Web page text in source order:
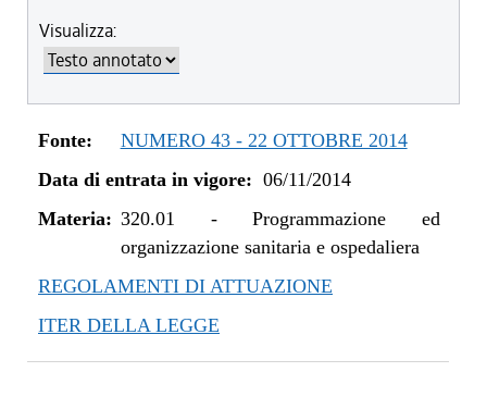
dal 10/08/2017 al 04/01/2018
dal 13/08/2016 al 09/08/2017
dal 13/01/2016 al 12/08/2016
dal 11/08/2015 al 12/01/2016
dal 01/01/2015 al 06/01/2015
dal 06/11/2014 al 31/12/2014
Visualizza:
Fonte:
NUMERO 43 - 22 OTTOBRE 2014
Data di entrata in vigore: 06/11/2014
Materia: 320.01 -Programmazione ed
organizzazione sanitaria e ospedaliera
REGOLAMENTI DI ATTUAZIONE
ITER DELLA LEGGE